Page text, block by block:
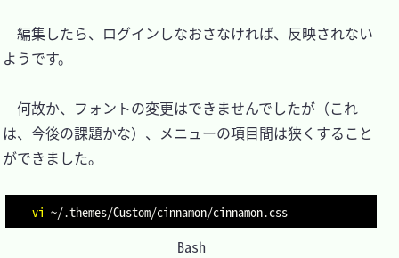
編集したら、ログインしなおさなければ、反映されない
ようです。
何故か、フォントの変更はできませんでしたが（これ
は、今後の課題かな）、メニューの項目間は狭くすること
ができました。
vi
Bash